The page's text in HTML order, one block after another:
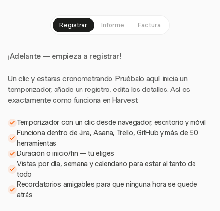
Registrar Informe Factura
¡Adelante — empieza a registrar!
Un clic y estarás cronometrando. Pruébalo aquí: inicia un
temporizador, añade un registro, edita los detalles. Así es
exactamente como funciona en Harvest.
Temporizador con un clic desde navegador, escritorio y móvil
Funciona dentro de Jira, Asana, Trello, GitHub y más de 50
herramientas
Duración o inicio/fin — tú eliges
Vistas por día, semana y calendario para estar al tanto de
todo
Recordatorios amigables para que ninguna hora se quede
atrás